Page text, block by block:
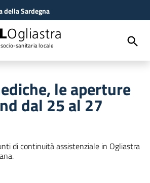
della Sardegna
Ogliastra
sanitaria locale
le aperture
dal 25 al 27
di continuità assistenziale in Ogliastra